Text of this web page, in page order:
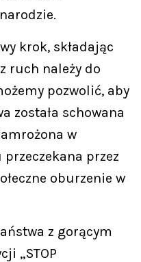
krok, składając
ruch należy do
pozwolić, aby
została schowana
w
przez
oburzenie w
z gorącym
„STOP